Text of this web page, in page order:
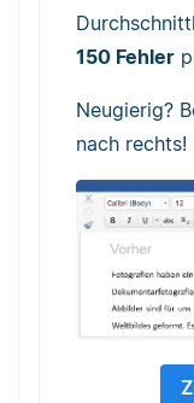
150 Fehler
Neugierig?
nach rechts!